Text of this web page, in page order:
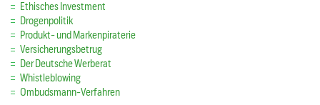
Ethisches Investment
Drogenpolitik
Produkt- und Markenpiraterie
Versicherungsbetrug
Der Deutsche Werberat
Whistleblowing
Ombudsmann-Verfahren